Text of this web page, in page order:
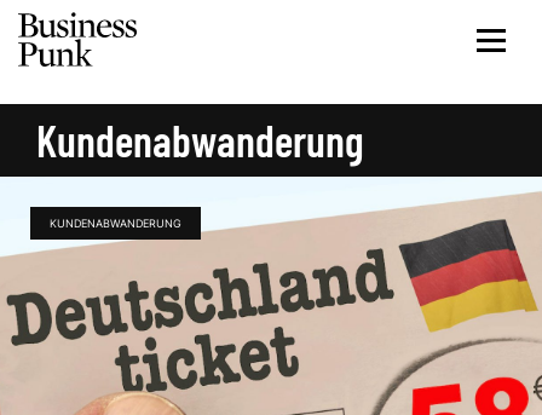
Kundenabwanderung
KUNDENABWANDERUNG